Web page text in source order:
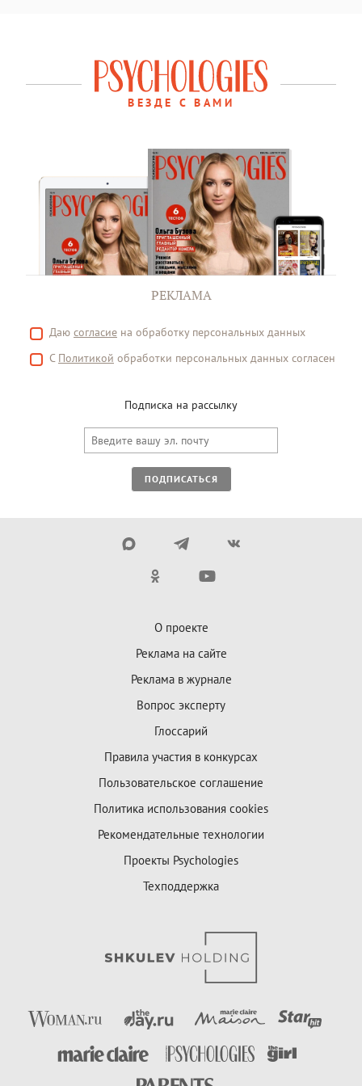
ВЕЗДЕ С ВАМИ
РЕКЛАМА
Даю согласие на обработку персональных данных
С Политикой обработки персональных данных согласен
Подписка на рассылку
ПОДПИСАТЬСЯ
О проекте
Реклама на сайте
Реклама в журнале
Вопрос эксперту
Глоссарий
Правила участия в конкурсах
Пользовательское соглашение
Политика использования cookies
Рекомендательные технологии
Проекты Psychologies
Техподдержка